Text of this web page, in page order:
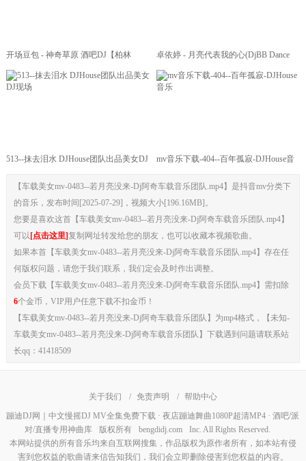
开场豆包 - 神奇草原 酒吧DJ【柏林
Music】
卓依婷 - 月亮代表我的心(DjBB Dance
Rmx 2012 弹)
513--抹去泪水 DJHouse团队出品美女DJ
mv音乐下载-404--百年孤寂-DJHouse音
【车载美女mv-0483--若月亮没来-Dj阿奇车载音乐团队.mp4】是抖音mv分类下
的音乐，发布时间[2025-07-29]，视频大小[196.16MB]。
您要是喜欢这首【车载美女mv-0483--若月亮没来-Dj阿奇车载音乐团队.mp4】
可以 [点击这里]复制网址转发给您的朋友，也可以收藏本视频歌曲。
如果本首【车载美女mv-0483--若月亮没来-Dj阿奇车载音乐团队.mp4】存在任
何版权问题，请您于我们联系，我们定会及时作出调整。
会员下载【车载美女mv-0483--若月亮没来-Dj阿奇车载音乐团队.mp4】需扣除
6个金币，VIP用户任意下载不扣金币！
【车载美女mv-0483--若月亮没来-Dj阿奇车载音乐团队】为mp4格式，【未知-
车载美女mv-0483--若月亮没来-Dj阿奇车载音乐团队】下载遇到问题请联系站
长qq：41418509
关于我们 / 免责声明 / 帮助中心
蹦迪DJ网｜中文慢摇DJ MV全集免费下载 · 夜店蹦迪舞曲1080P超清MP4 · 酒吧/派
对/直播专用神曲库
版权所有 bengdidj.com
Inc. All Rights Reserved.
本网站提供的所有音乐均来自互联网搜集，作品版权为原作者所有，如本站有侵
害到您权益的歌曲请来信告知我们，我们会立即删除侵害到您权益的内容。